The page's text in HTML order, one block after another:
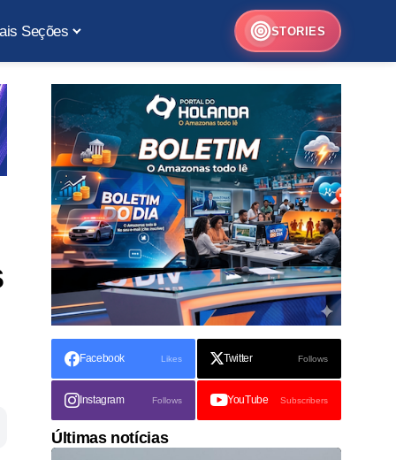
Seções STORIES
Facebook Likes Twitter Follows
Instagram Follows YouTube Subscribers
Últimas notícias